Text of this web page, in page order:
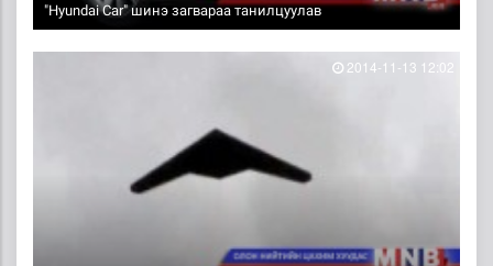
"Hyundai Car" шинэ загвараа танилцуулав
2014-11-13 12:02